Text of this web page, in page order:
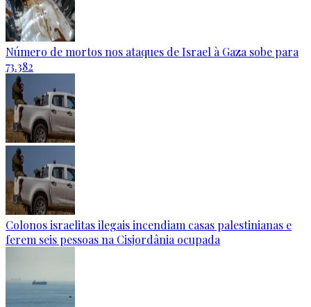
Número de mortos nos ataques de Israel à Gaza sobe para
73.382
Colonos israelitas ilegais incendiam casas palestinianas e
ferem seis pessoas na Cisjordânia ocupada